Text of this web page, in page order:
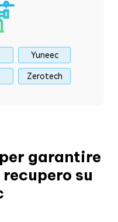
Yuneec
Zerotech
per garantire
su